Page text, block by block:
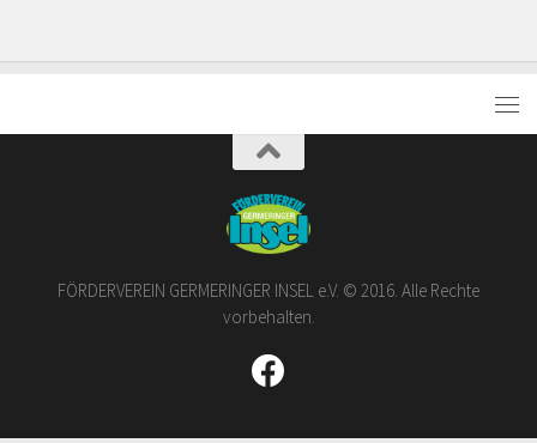
FÖRDERVEREIN GERMERINGER INSEL e.V. © 2016. Alle Rechte
vorbehalten.